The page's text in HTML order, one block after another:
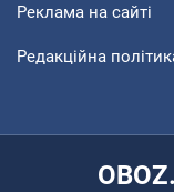
Реклама на сайті
Редакційна